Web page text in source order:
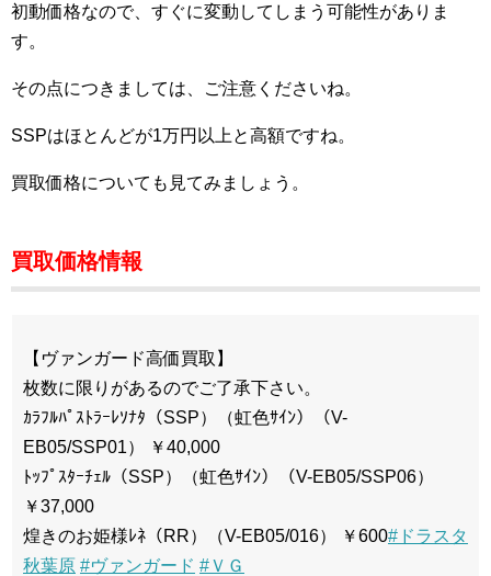
初動価格なので、すぐに変動してしまう可能性がありま
す。
その点につきましては、ご注意くださいね。
SSPはほとんどが1万円以上と高額ですね。
買取価格についても見てみましょう。
買取価格情報
【ヴァンガード高価買取】
枚数に限りがあるのでご了承下さい。
ｶﾗﾌﾙﾊﾟｽﾄﾗｰﾚｿﾅﾀ（SSP）（虹色ｻｲﾝ）（V-
EB05/SSP01） ￥40,000
ﾄｯﾌﾟｽﾀｰﾁｪﾙ（SSP）（虹色ｻｲﾝ）（V-EB05/SSP06）
￥37,000
煌きのお姫様ﾚﾈ（RR）（V-EB05/016） ￥600#ドラスタ
秋葉原 #ヴァンガード #ＶＧ